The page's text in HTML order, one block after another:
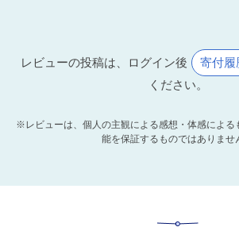
レビューの投稿は、ログイン後 寄付履
ください。
※レビューは、個人の主観による感想・体感による
能を保証するものではありませ